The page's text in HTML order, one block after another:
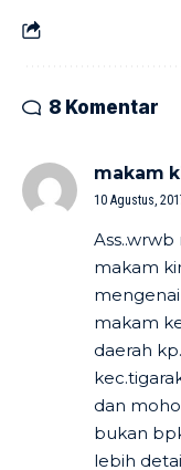
8 Komentar
makam
10 Agustus,
makam
makam
daerah
dan
bukan
lebih